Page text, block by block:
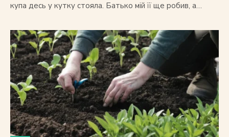
купа десь у кутку стояла. Батько мій її ще робив, а…